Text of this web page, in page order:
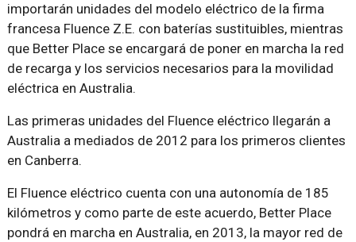
importarán unidades del modelo eléctrico de la firma
francesa Fluence Z.E. con baterías sustituibles, mientras
que Better Place se encargará de poner en marcha la red
de recarga y los servicios necesarios para la movilidad
eléctrica en Australia.
Las primeras unidades del Fluence eléctrico llegarán a
Australia a mediados de 2012 para los primeros clientes
en Canberra.
El Fluence eléctrico cuenta con una autonomía de 185
kilómetros y como parte de este acuerdo, Better Place
pondrá en marcha en Australia, en 2013, la mayor red de